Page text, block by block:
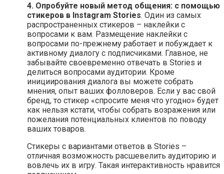
4. Опробуйте новый метод общения: с помощью
стикеров в Instagram Stories. Один из самых
распространенных стикеров – наклейки с
вопросами к вам. Размещение наклейки с
вопросами по-прежнему работает и побуждает к
активному диалогу с подписчиками. Главное, не
забывайте своевременно отвечать в Stories и
делиться вопросами аудитории. Кроме
инициирования диалога вы можете собрать
мнения, опыт ваших фолловеров. Если у вас свой
бренд, то стикер «спросите меня что угодно» будет
как нельзя кстати, чтобы собрать возражения или
пожелания потенциальных клиентов по поводу
ваших товаров.
Стикеры с вариантами ответов в Stories –
отличная возможность расшевелить аудиторию и
вовлечь их в игру. Такая интерактивность нравится